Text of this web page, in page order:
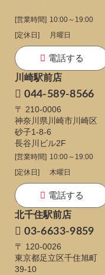
[営業時間] 10:00～19:00
[定休日]
月曜日
電話する
川崎駅前店
044-589-8566
〒 210-0006
神奈川県川崎市川崎区
砂子1-8-6
長谷川ビル2F
[営業時間] 10:00～19:00
[定休日]
木曜日
電話する
北千住駅前店
03-6633-9859
〒 120-0026
東京都足立区千住旭町
39-10